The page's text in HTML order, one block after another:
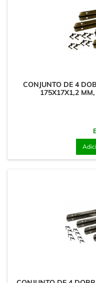
CONJUNTO DE 4
175X17X1,2